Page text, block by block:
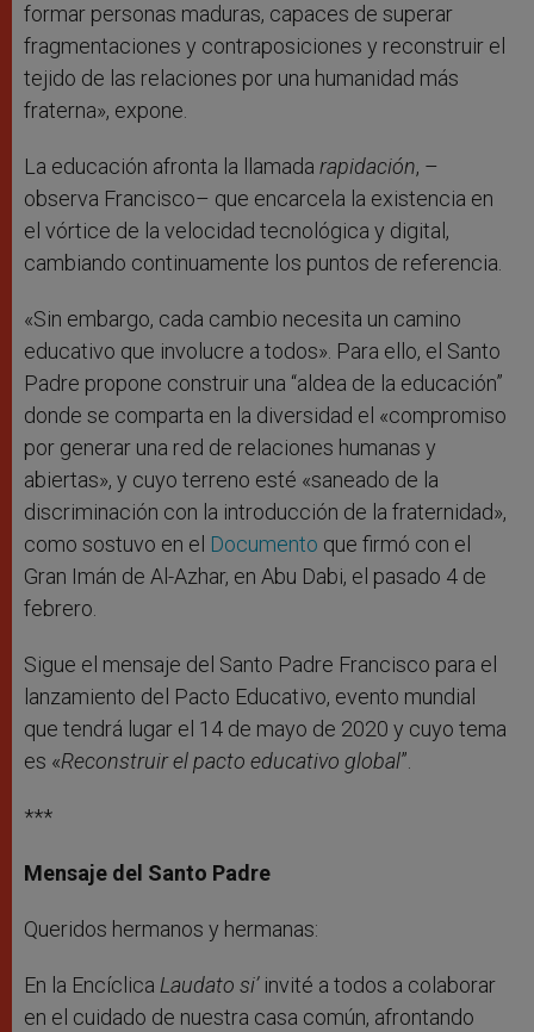
formar personas maduras, capaces de superar
fragmentaciones y contraposiciones y reconstruir el
tejido de las relaciones por una humanidad más
fraterna», expone.
La educación afronta la llamada rapidación, –
observa Francisco– que encarcela la existencia en
el vórtice de la velocidad tecnológica y digital,
cambiando continuamente los puntos de referencia.
«Sin embargo, cada cambio necesita un camino
educativo que involucre a todos». Para ello, el Santo
Padre propone construir una “aldea de la educación”
donde se comparta en la diversidad el «compromiso
por generar una red de relaciones humanas y
abiertas», y cuyo terreno esté «saneado de la
discriminación con la introducción de la fraternidad»,
como sostuvo en el Documento que firmó con el
Gran Imán de Al-Azhar, en Abu Dabi, el pasado 4 de
febrero.
Sigue el mensaje del Santo Padre Francisco para el
lanzamiento del Pacto Educativo, evento mundial
que tendrá lugar el 14 de mayo de 2020 y cuyo tema
es «Reconstruir el pacto educativo global”.
***
Mensaje del Santo Padre
Queridos hermanos y hermanas:
En la Encíclica Laudato si’invité a todos a colaborar
en el cuidado de nuestra casa común, afrontando